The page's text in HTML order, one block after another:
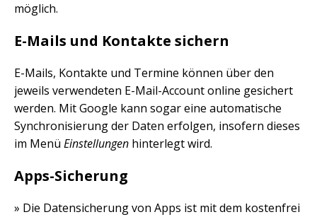
möglich.
E-Mails und Kontakte sichern
E-Mails, Kontakte und Termine können über den
jeweils verwendeten E-Mail-Account online gesichert
werden. Mit Google kann sogar eine automatische
Synchronisierung der Daten erfolgen, insofern dieses
im Menü Einstellungen hinterlegt wird.
Apps-Sicherung
» Die Datensicherung von Apps ist mit dem kostenfrei